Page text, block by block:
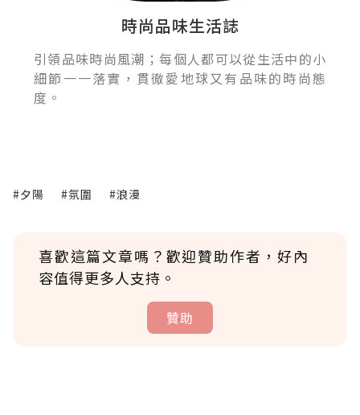
時尚品味生活誌
引領品味時尚風潮；每個人都可以從生活中的小
細節一一落實，貫徹愛地球又有品味的時尚態
度。
#夕陽 #氛圍 #浪漫
喜歡這篇文章嗎？歡迎贊助作者，好內
容值得更多人支持。
贊助